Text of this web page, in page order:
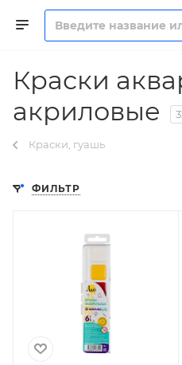
Краски
акриловые
Краски, гуашь
ФИЛЬТР